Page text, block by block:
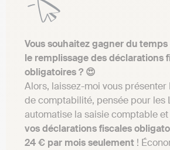
Vous souhaitez gagner du
le remplissage des déclarations
obligatoires ? 😍
Alors, laissez-moi vous présenter
de comptabilité, pensée pour les
automatise la saisie comptable et
vos déclarations fiscales
24 € par mois seulement !